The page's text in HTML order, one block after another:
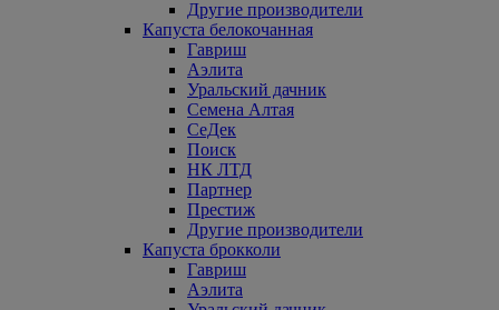
Другие производители
Капуста белокочанная
Гавриш
Аэлита
Уральский дачник
Семена Алтая
СеДек
Поиск
НК ЛТД
Партнер
Престиж
Другие производители
Капуста брокколи
Гавриш
Аэлита